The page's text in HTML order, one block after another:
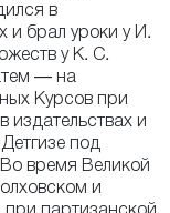
в
и брал уроки у И.
у К. С.
— на
Курсов при
издательствах и
под
время Великой
и
партизанской